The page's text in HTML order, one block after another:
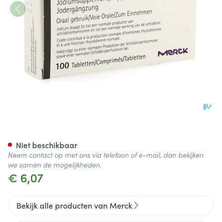
€ 6,07
Niet beschikbaar
Neem contact op met ons via telefoon of e-mail, dan bekijken
we samen de mogelijkheden.
Bekijk alle producten van Merck